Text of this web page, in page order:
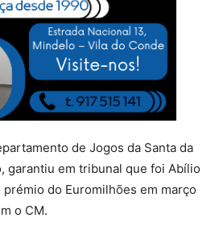
de Jogos da Santa da
garantiu em tribunal que foi Abílio
do Euromilhões em março
o CM.